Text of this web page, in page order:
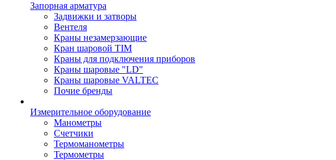
Запорная арматура
Задвижки и затворы
Вентеля
Краны незамерзающие
Кран шаровой TIM
Краны для подключения приборов
Краны шаровые "LD"
Краны шаровые VALTEC
Почие бренды
Измерительное оборудование
Манометры
Счетчики
Термоманометры
Термометры